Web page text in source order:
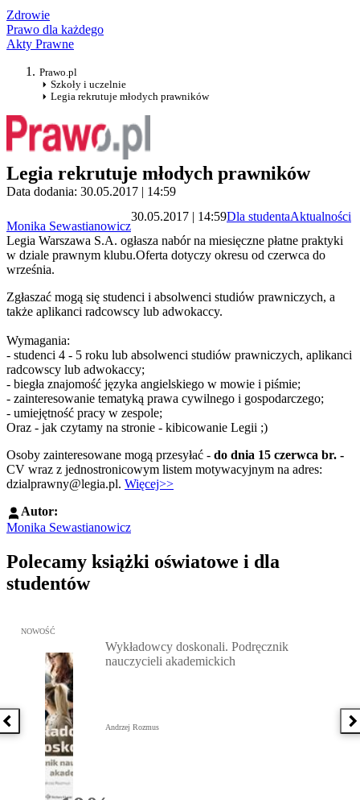
Zdrowie
Prawo dla każdego
Akty Prawne
Prawo.pl
Szkoły i uczelnie
Legia rekrutuje młodych prawników
Legia rekrutuje młodych prawników
Data dodania: 30.05.2017 | 14:59
Monika Sewastianowicz
30.05.2017 | 14:59Dla studentaAktualności
Legia Warszawa S.A. ogłasza nabór na miesięczne płatne praktyki
w dziale prawnym klubu.Oferta dotyczy okresu od czerwca do
września.
Zgłaszać mogą się studenci i absolwenci studiów prawniczych, a
także aplikanci radcowscy lub adwokaccy.
Wymagania:
- studenci 4 - 5 roku lub absolwenci studiów prawniczych, aplikanci
radcowscy lub adwokaccy;
- biegła znajomość języka angielskiego w mowie i piśmie;
- zainteresowanie tematyką prawa cywilnego i gospodarczego;
- umiejętność pracy w zespole;
Oraz - jak czytamy na stronie - kibicowanie Legii ;)
Osoby zainteresowane mogą przesyłać - do dnia 15 czerwca br. -
CV wraz z jednostronicowym listem motywacyjnym na adres:
dzialprawny@legia.pl. Więcej>>
Autor:
Monika Sewastianowicz
Polecamy książki oświatowe i dla
studentów
Poprzednia książka
Przejdź do: Wykładowcy doskonali. Podręcznik nauczycieli
NOWOŚĆ
Wykładowcy doskonali. Podręcznik
nauczycieli akademickich
Andrzej Rozmus